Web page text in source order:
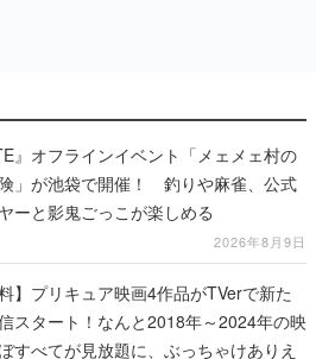
』オフラインイベント「メェメェ村の
」が池袋で開催！ 釣りや麻雀、公式
ーと影鬼ごっこが楽しめる
2026年8月9日
料】プリキュア映画4作品がTVerで新た
スタート！なんと2018年～2024年の映
すべてが見放題に、ぶっちゃけありえ